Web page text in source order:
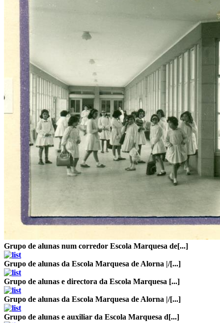
Grupo de alunas num corredor Escola Marquesa de[...]
Grupo de alunas da Escola Marquesa de Alorna |/[...]
Grupo de alunas e directora da Escola Marquesa [...]
Grupo de alunas da Escola Marquesa de Alorna |/[...]
Grupo de alunas e auxiliar da Escola Marquesa d[...]